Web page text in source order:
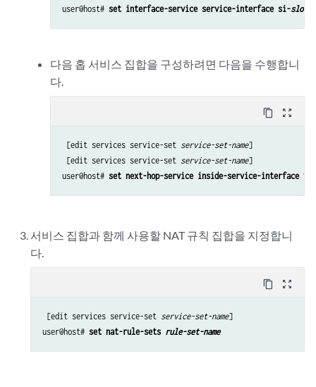
user@host# set interface-service service-interface si-slot-
다음 홉 서비스 집합을 구성하려면 다음을 수행합니
다.
content_copy zoom_out_map
[edit services service-set service-set-name]
[edit services service-set service-set-name]
user@host# set next-hop-service inside-service-interface
서비스 집합과 함께 사용할 NAT 규칙 집합을 지정합니
다.
content_copy zoom_out_map
[edit services service-set service-set-name]
user@host# set nat-rule-sets rule-set-name